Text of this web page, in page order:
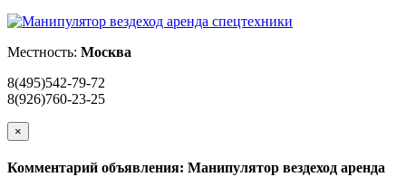
Местность: Москва
8(495)542-79-72
8(926)760-23-25
×
Комментарий объявления: Манипулятор вездеход аренда